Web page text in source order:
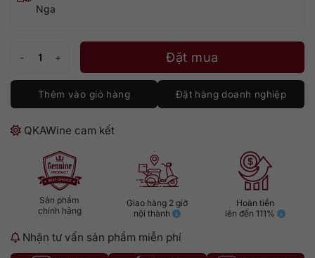
Nga
Đặt mua
Thêm vào giỏ hàng Đặt hàng doanh nghiệp
QKAWine cam kết
Sản phẩm
chính hãng
Giao hàng 2 giờ
nội thành
Hoàn tiền
lên đến 111%
Nhận tư vấn sản phẩm miễn phí